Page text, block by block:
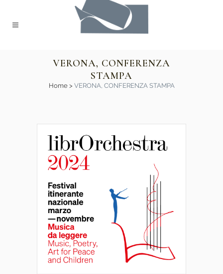
VERONA, CONFERENZA
STAMPA
Home> VERONA, CONFERENZA STAMPA